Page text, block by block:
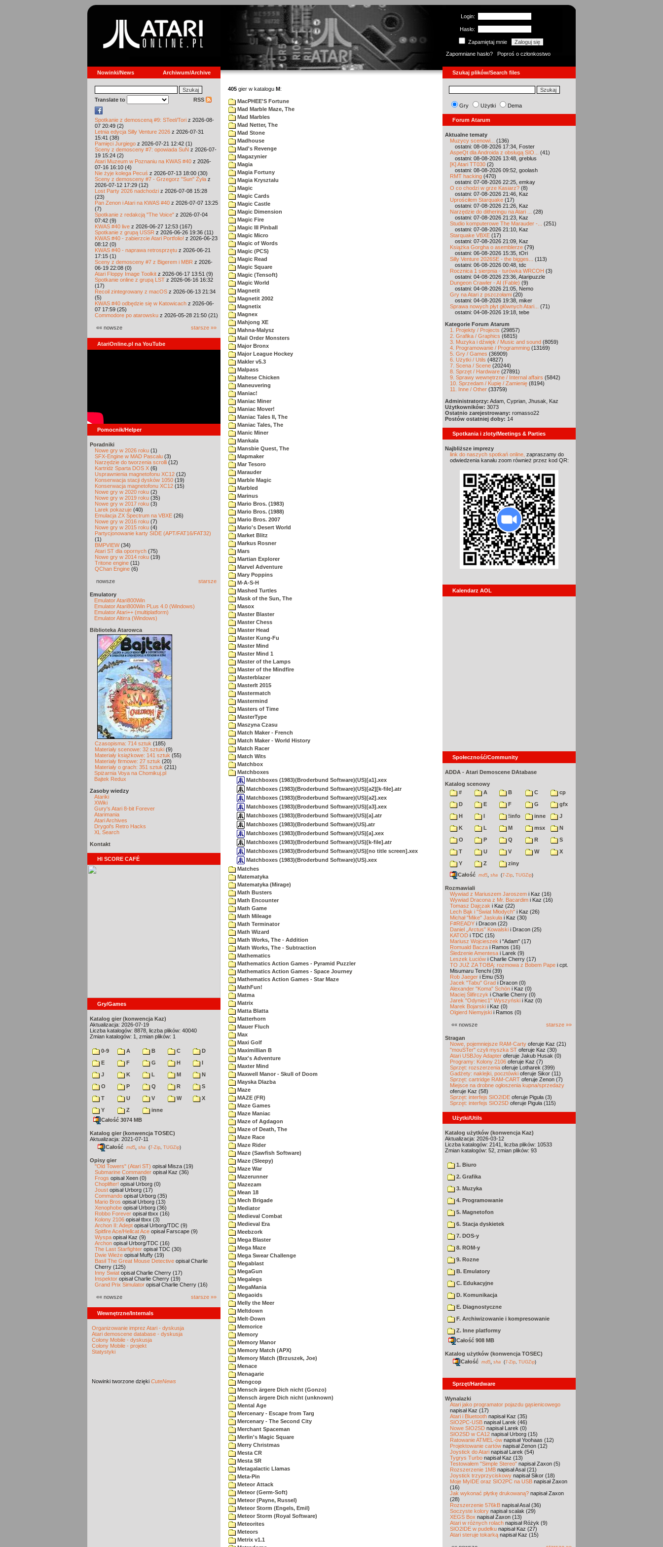
Login:
Hasło:
Zapamiętaj mnie
Zapomniane hasło?
Poproś o członkostwo
Nowinki/News Archiwum/Archive Szukaj plików/Search files
Translate to RSS
Spotkanie z demosceną #9: STeel/Tori z 2026-08-
07 20:49 (2)
Letnia edycja Silly Venture 2026 z 2026-07-31
15:41 (38)
Pamięci Jurgiego z 2026-07-21 12:42 (1)
Sceny z demosceny #7: opowiada SuN z 2026-07-
19 15:24 (2)
Atari Muzeum w Poznaniu na KWAS #40 z 2026-
07-16 16:10 (4)
Nie żyje kolega Pecuś z 2026-07-13 18:00 (30)
Sceny z demosceny #7 - Grzegorz "Sun" Żyła z
2026-07-12 17:29 (12)
Lost Party 2026 nadchodzi z 2026-07-08 15:28
(23)
Pan Zenon i Atari na KWAS #40 z 2026-07-07 13:25
(7)
Spotkanie z redakcją "The Voice" z 2026-07-04
07:42 (9)
KWAS #40 live z 2026-06-27 12:53 (167)
Spotkanie z grupą USSR z 2026-06-26 19:36 (11)
KWAS #40 - zabierzcie Atari Portfolio! z 2026-06-23
08:12 (0)
KWAS #40 - naprawa retrosprzętu z 2026-06-21
17:15 (1)
Sceny z demosceny #7 z Bigerem i MBR z 2026-
06-19 22:08 (0)
Atari Floppy Image Toolkit z 2026-06-17 13:51 (9)
Spotkanie online z grupą LST z 2026-06-16 16:32
(17)
Recoil zintegrowany z macOS z 2026-06-13 21:34
(5)
KWAS #40 odbędzie się w Katowicach z 2026-06-
07 17:59 (25)
Commodore po atarowsku z 2026-05-28 21:50 (21)
«« nowsze starsze »»
AtariOnline.pl na YouTube
Pomocnik/Helper
Poradniki
Nowe gry w 2026 roku (1)
SFX-Engine w MAD Pascalu (3)
Narzędzie do tworzenia scrolli (12)
Kartridż Sparta DOS X (6)
Usprawnienia magnetofonu XC12 (12)
Konserwacja stacji dysków 1050 (19)
Konserwacja magnetofonu XC12 (15)
Nowe gry w 2020 roku (2)
Nowe gry w 2019 roku (35)
Nowe gry w 2017 roku (3)
Larek pokazuje (40)
Emulacja ZX Spectrum na VBXE (26)
Nowe gry w 2016 roku (7)
Nowe gry w 2015 roku (4)
Partycjonowanie karty SIDE (APT/FAT16/FAT32)
(1)
BMPVIEW(34)
Atari ST dla opornych (75)
Nowe gry w 2014 roku (19)
Tritone engine (11)
QChan Engine (6)
nowsze starsze
Emulatory
Emulator Atari800Win
Emulator Atari800Win PLus 4.0 (Windows)
Emulator Atari++ (multiplatform)
Emulator Altirra (Windows)
Biblioteka Atarowca
Czasopisma: 714 sztuk (185)
Materiały scenowe: 32 sztuki (9)
Materiały książkowe: 141 sztuk (55)
Materiały firmowe: 27 sztuk (20)
Materiały o grach: 351 sztuk (211)
Spiżarnia Voya na Chomikuj.pl
Bajtek Redux
Zasoby wiedzy
Atariki
XWiki
Gury's Atari 8-bit Forever
Atarimania
Atari Archives
Drygol's Retro Hacks
XL Search
Kontakt
HI SCORE CAFÉ
Gry/Games
Katalog gier (konwencja Kaz)
Aktualizacja: 2026-07-19
Liczba katalogów: 8878, liczba plików: 40040
Zmian katalogów: 1, zmian plików: 1
0-9 A B C
D
E
F G H
I
J
K L M
N
O
P Q R
S
T
U V W
X
Y
Z
inne
Całość 3074 MB
Katalog gier (konwencja TOSEC)
Aktualizacja: 2021-07-11
Całość md5 sha (7-Zip TUGZip)
Opisy gier
"Old Towers" (Atari ST) opisał Misza (19)
Submarine Commander opisał Kaz (36)
Frogs opisał Xeen (0)
Choplifter! opisał Urborg (0)
Joust opisał Urborg (17)
Commando opisał Urborg (35)
Mario Bros opisał Urborg (13)
Xenophobe opisał Urborg (36)
Robbo Forever opisał tbxx (16)
Kolony 2106 opisał tbxx (3)
Archon II: Adept opisał Urborg/TDC (9)
Spitfire Ace/Hellcat Ace opisał Farscape (9)
Wyspa opisał Kaz (9)
Archon opisał Urborg/TDC (16)
The Last Starfighter opisał TDC (30)
Dwie Wieże opisał Muffy (19)
Basil The Great Mouse Detective opisał Charlie
Cherry (125)
Inny Świat opisał Charlie Cherry (17)
Inspektor opisał Charlie Cherry (19)
Grand Prix Simulator opisał Charlie Cherry (16)
«« nowsze starsze »»
Wewnętrzne/Internals
Organizowanie imprez Atari - dyskusja
Atari demoscene database - dyskusja
Colony Mobile - dyskusja
Colony Mobile - projekt
Statystyki
Nowinki tworzone dzięki CuteNews
405 gier w katalogu M:
MacPHEE'S Fortune
Mad Marble Maze, The
Mad Marbles
Mad Netter, The
Mad Stone
Madhouse
Mad's Revenge
Magazynier
Magia
Magia Fortuny
Magia Krysztalu
Magic
Magic Cards
Magic Castle
Magic Dimension
Magic Fire
Magic III Pinball
Magic Micro
Magic of Words
Magic (PCS)
Magic Read
Magic Square
Magic (Tensoft)
Magic World
Magnetit
Magnetit 2002
Magnetix
Magnex
Mahjong XE
Mahna-Malysz
Mail Order Monsters
Major Bronx
Major League Hockey
Makler v5.3
Malpass
Maltese Chicken
Maneuvering
Maniac!
Maniac Miner
Maniac Mover!
Maniac Tales II, The
Maniac Tales, The
Manic Miner
Mankala
Mansbie Quest, The
Mapmaker
Mar Tesoro
Marauder
Marble Magic
Marbled
Marinus
Mario Bros. (1983)
Mario Bros. (1988)
Mario Bros. 2007
Mario's Desert World
Market Blitz
Markus Rosner
Mars
Martian Explorer
Marvel Adventure
Mary Poppins
M-A-S-H
Mashed Turtles
Mask of the Sun, The
Masox
Master Blaster
Master Chess
Master Head
Master Kung-Fu
Master Mind
Master Mind 1
Master of the Lamps
Master of the Mindfire
Masterblazer
MasterIt 2015
Mastermatch
Mastermind
Masters of Time
MasterType
Maszyna Czasu
Match Maker - French
Match Maker - World History
Match Racer
Match Wits
Matchbox
Matchboxes
Matchboxes (1983)(Broderbund Software)(US)[a1].xex
Matchboxes (1983)(Broderbund Software)(US)[a2][k-file].atr
Matchboxes (1983)(Broderbund Software)(US)[a2].xex
Matchboxes (1983)(Broderbund Software)(US)[a3].xex
Matchboxes (1983)(Broderbund Software)(US)[a].atr
Matchboxes (1983)(Broderbund Software)(US).atr
Matchboxes (1983)(Broderbund Software)(US)[a].xex
Matchboxes (1983)(Broderbund Software)(US)[k-file].atr
Matchboxes (1983)(Broderbund Software)(US)[no title screen].xex
Matchboxes (1983)(Broderbund Software)(US).xex
Matches
Matematyka
Matematyka (Mirage)
Math Busters
Math Encounter
Math Game
Math Mileage
Math Terminator
Math Wizard
Math Works, The - Addition
Math Works, The - Subtraction
Mathematics
Mathematics Action Games - Pyramid Puzzler
Mathematics Action Games - Space Journey
Mathematics Action Games - Star Maze
MathFun!
Matma
Matrix
Matta Blatta
Matterhorn
Mauer Fluch
Max
Maxi Golf
Maximillian B
Max's Adventure
Maxter Mind
Maxwell Manor - Skull of Doom
Mayska Dlazba
Maze
MAZE (FR)
Maze Games
Maze Maniac
Maze of Agdagon
Maze of Death, The
Maze Race
Maze Rider
Maze (Sawfish Software)
Maze (Sleepy)
Maze War
Mazerunner
Mazezam
Mean 18
Mech Brigade
Mediator
Medieval Combat
Medieval Era
Meebzork
Mega Blaster
Mega Maze
Mega Swear Challenge
Megablast
MegaGun
Megalegs
MegaMania
Megaoids
Melly the Meer
Meltdown
Melt-Down
Memorice
Memory
Memory Manor
Memory Match (APX)
Memory Match (Brzuszek, Joe)
Menace
Menagarie
Mengcop
Mensch ärgere Dich nicht (Gonzo)
Mensch ärgere Dich nicht (unknown)
Mental Age
Mercenary - Escape from Targ
Mercenary - The Second City
Merchant Spaceman
Merlin's Magic Square
Merry Christmas
Mesta CR
Mesta SR
Metagalactic Llamas
Meta-Pin
Meteor Attack
Meteor (Germ-Soft)
Meteor (Payne, Russel)
Meteor Storm (Engels, Emil)
Meteor Storm (Royal Software)
Meteorites
Meteors
Metrix v1.1
Gry Użytki Dema
Forum Atarum
Aktualne tematy
Muzycy scenowi...
(136)
ostatni: 08-08-2026 17:34, Foster
AspeQt dla Androida z obsługą SIO...
(41)
ostatni: 08-08-2026 13:48, greblus
[K] Atari TT030 (2)
ostatni: 08-08-2026 09:52, goolash
RMT hacking (470)
ostatni: 07-08-2026 22:25, emkay
O co chodzi w grze Kasiarz? (8)
ostatni: 07-08-2026 21:46, Kaz
Uprościłem Starquake (17)
ostatni: 07-08-2026 21:26, Kaz
Narzędzie do ditheringu na Atari ...
(28)
ostatni: 07-08-2026 21:23, Kaz
Studio komputerowe The Marauder -...
(251)
ostatni: 07-08-2026 21:10, Kaz
Starquake VBXE (17)
ostatni: 07-08-2026 21:09, Kaz
Książka Gorgha o asemblerze (79)
ostatni: 06-08-2026 15:35, tOri
Silly Venture 2026SE - the bigges...
(113)
ostatni: 06-08-2026 00:48, tdc
Rocznica 1 sierpnia - turówka WRCOH (3)
ostatni: 04-08-2026 23:36, Ataripuzzle
Dungeon Crawler - AI (Fable) (9)
ostatni: 04-08-2026 21:05, Nemo
Gry na Atari z pszczołami (20)
ostatni: 04-08-2026 19:38, miker
Sprawa nowych płyt głównych Atari...
(71)
ostatni: 04-08-2026 19:18, tebe
Kategorie Forum Atarum
1. Projekty / Projects (29857)
2. Grafika / Graphics (6815)
3. Muzyka i dźwięk / Music and sound (8059)
4. Programowanie / Programming (13169)
5. Gry / Games (36909)
6. Użytki / Utils (4827)
7. Scena / Scene (20244)
8. Sprzęt / Hardware (27891)
9. Sprawy wewnętrzne / Internal affairs (5842)
10. Sprzedam / Kupię / Zamienię (8194)
11. Inne / Other (33759)
Administratorzy: Adam, Cyprian, Jhusak, Kaz
Użytkowników: 3073
Ostatnio zarejestrowany: romasso22
Postów ostatniej doby: 14
Spotkania i zloty/Meetings & Parties
Najbliższe imprezy
link do naszych spotkań online, zapraszamy do
odwiedzenia kanału zoom również przez kod QR:
Kalendarz AOL
Społeczność/Community
ADDA - Atari Demoscene DAtabase
Katalog scenowy
#
A B C
cp
D
E F G
gfx
H
I !info inne
J
K
L M msx
N
O
P Q R
S
T
U V W
X
Y
Z
ziny
Całość md5 sha (7-Zip TUGZip)
Rozmawiali
Wywiad z Mariuszem Jaroszem i Kaz (16)
Wywiad Dracona z Mr. Bacardim i Kaz (16)
Tomasz Dajczak i Kaz (22)
Lech Bąk i "Świat Młodych" i Kaz (26)
Michał "Mike" Jaskuła i Kaz (30)
F#READY i Dracon (22)
Daniel „Arctus” Kowalski i Dracon (25)
KATOD i TDC (15)
Mariusz Wojcieszek i "Adam" (17)
Romuald Bacza i Ramos (16)
Śledzenie Amentesa i Larek (9)
Leszek Łuciów i Charlie Cherry (17)
TO JUŻ ZA TOBĄ: rozmowa z Bobem Pape i cpt.
Misumaru Tenchi (39)
Rob Jaeger i Emu (53)
Jacek "Tabu" Grad i Dracon (0)
Alexander "Koma" Schön i Kaz (0)
Maciej Ślifirczyk i Charlie Cherry (0)
Jarek "Odyniec1" Wyszyński i Kaz (0)
Marek Bojarski i Kaz (0)
Olgierd Niemyjski i Ramos (0)
«« nowsze starsze »»
Stragan
Nowe, pojemniejsze RAM-Carty oferuje Kaz (21)
"mouSTer" czyli myszka ST oferuje Kaz (30)
Atari USBJoy Adapter oferuje Jakub Husak (0)
Programy: Kolony 2106 oferuje Kaz (7)
Sprzęt: rozszerzenia oferuje Lotharek (399)
Gadżety: naklejki, pocztówki oferuje Sikor (11)
Sprzęt: cartridge RAM-CART oferuje Zenon (7)
Miejsce na drobne ogłoszenia kupna/sprzedaży
oferuje Kaz (58)
Sprzęt: interfejs SIO2IDE oferuje Piguła (3)
Sprzęt: interfejs SIO2SD oferuje Piguła (115)
Użytki/Utils
Katalog użytków (konwencja Kaz)
Aktualizacja: 2026-03-12
Liczba katalogów: 2141, liczba plików: 10533
Zmian katalogów: 52, zmian plików: 93
1. Biuro
2. Grafika
3. Muzyka
4. Programowanie
5. Magnetofon
6. Stacja dyskietek
7. DOS-y
8. ROM-y
9. Rozne
B. Emulatory
C. Edukacyjne
D. Komunikacja
E. Diagnostyczne
F. Archiwizowanie i kompresowanie
Z. Inne platformy
Całość 908 MB
Katalog użytków (konwencja TOSEC)
Całość md5 sha (7-Zip TUGZip)
Sprzęt/Hardware
Wynalazki
Atari jako programator pojazdu gąsienicowego
napisał Kaz (17)
Atari i Bluetooth napisał Kaz (35)
SIO2PC-USB napisał Larek (46)
Nowe SIO2SD napisał Larek (0)
SIO2SD w CA12 napisał Urborg (15)
Ratowanie ATMEL-ów napisał Yoohaas (12)
Projektowanie cartów napisał Zenon (12)
Joystick do Atari napisał Larek (54)
Tygrys Turbo napisał Kaz (13)
Testowałem "Simple Stereo" napisał Zaxon (5)
Rozszerzenie 1MB napisał Asal (21)
Joystick trzyprzyciskowy napisał Sikor (18)
Moje MyIDE oraz SIO2PC na USB napisał Zaxon
(16)
Jak wykonać płytkę drukowaną? napisał Zaxon
(28)
Rozszerzenie 576kB napisał Asal (36)
Soczyste kolory napisał scalak (29)
XEGS Box napisał Zaxon (13)
Atari w różnych rolach napisał Różyk (9)
SIO2IDE w pudełku napisał Kaz (27)
Atari steruje tokarką napisał Kaz (15)